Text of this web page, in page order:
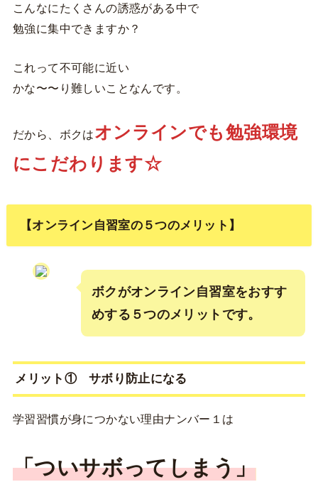
こんなにたくさんの誘惑がある中で
勉強に集中できますか？
これって不可能に近い
かな〜〜り難しいことなんです。
だから、ボクはオンラインでも勉強環境
にこだわります☆
【オンライン自習室の５つのメリット】
ボクがオンライン自習室をおすす
めする５つのメリットです。
メリット① サボり防止になる
学習習慣が身につかない理由ナンバー１は
「ついサボってしまう」